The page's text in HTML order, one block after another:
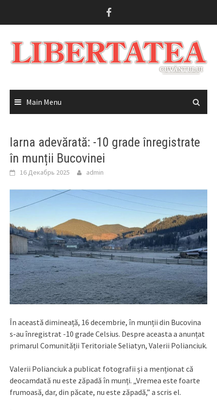
Main Menu
Iarna adevărată: -10 grade înregistrate
în munții Bucovinei
16 Декабрь 2025 admin
În această dimineață, 16 decembrie, în munții din Bucovina
s-au înregistrat -10 grade Celsius. Despre aceasta a anunțat
primarul Comunității Teritoriale Seliatyn, Valerii Polianciuk.
Valerii Polianciuk a publicat fotografii și a menționat că
deocamdată nu este zăpadă în munți. „Vremea este foarte
frumoasă, dar, din păcate, nu este zăpadă,” a scris el.